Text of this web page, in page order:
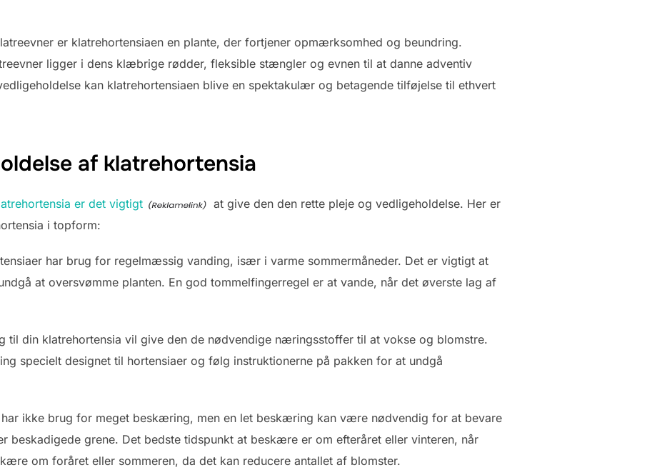
er klatrehortensiaen en plante, der fortjener opmærksomhed og beundring.
ligger i dens klæbrige rødder, fleksible stængler og evnen til at danne adventiv
kan klatrehortensiaen blive en spektakulær og betagende tilføjelse til ethvert
af klatrehortensia
er det vigtigt
at give den den rette pleje og vedligeholdelse. Her er
i topform:
har brug for regelmæssig vanding, især i varme sommermåneder. Det er vigtigt at
at oversvømme planten. En god tommelfingerregel er at vande, når det øverste lag af
til din klatrehortensia vil give den de nødvendige næringsstoffer til at vokse og blomstre.
specielt designet til hortensiaer og følg instruktionerne på pakken for at undgå
ikke brug for meget beskæring, men en let beskæring kan være nødvendig for at bevare
beskadigede grene. Det bedste tidspunkt at beskære er om efteråret eller vinteren, når
om foråret eller sommeren, da det kan reducere antallet af blomster.